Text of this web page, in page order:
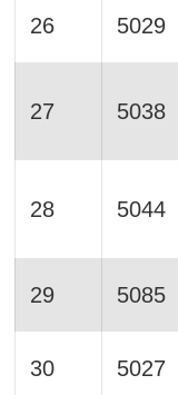
26 5029
27 5038
28 5044
29 5085
30 5027